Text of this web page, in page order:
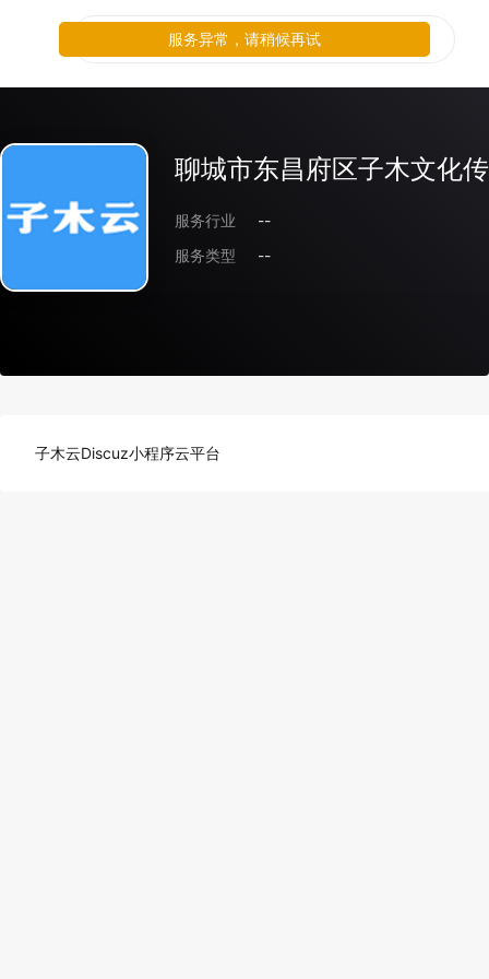
聊城市东昌府区子木文化
服务行业
--
服务类型
--
子木云Discuz小程序云平台
服务异常，请稍候再试